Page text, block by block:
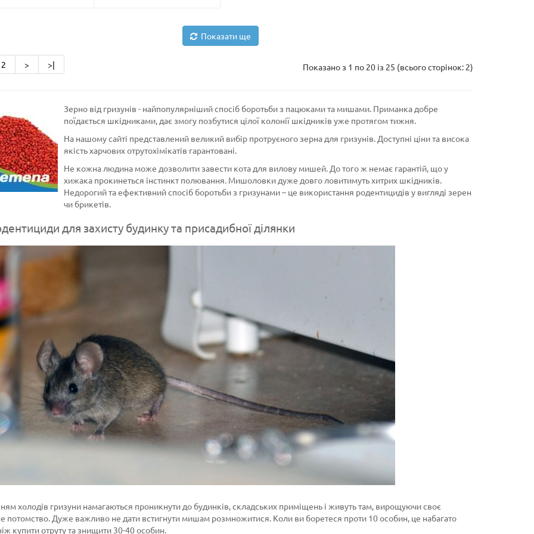
Показати ще
2 > >| Показано з 1 по 20 із 25 (всього сторінок: 2)
Зерно від гризунів - найпопулярніший спосіб боротьби з пацюками та мишами. Приманка добре
поїдається шкідниками, дає змогу позбутися цілої колонії шкідників уже протягом тижня.
На нашому сайті представлений великий вибір протруєного зерна для гризунів. Доступні ціни та висока
якість харчових отрутохімікатів гарантовані.
Не кожна людина може дозволити завести кота для вилову мишей. До того ж немає гарантій, що у
хижака прокинеться інстинкт полювання. Мишоловки дуже довго ловитимуть хитрих шкідників.
Недорогий та ефективний спосіб боротьби з гризунами – це використання родентицидів у вигляді зерен
чи брикетів.
для захисту будинку та присадибної ділянки
холодів гризуни намагаються проникнути до будинків, складських приміщень і живуть там, вирощуючи своє
потомство. Дуже важливо не дати встигнути мишам розмножитися. Коли ви боретеся проти 10 особин, це набагато
купити отруту та знищити 30-40 особин.